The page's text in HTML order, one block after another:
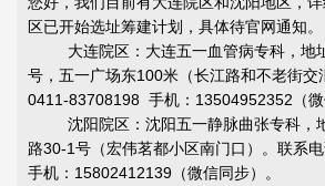
区已开始选址筹建计划，具体待官网通知。
大连院区：大连五一血管病专科，地
号，五一广场东100米（长江路和不老街交
0411-83708198 手机：13504952352（微
沈阳院区：沈阳五一静脉曲张专科，
路30-1号（宏伟茗都小区南门口）。联系
手机：15802412139（微信同步）。